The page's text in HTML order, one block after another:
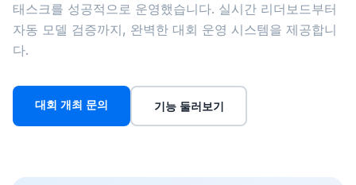
태스크를 성공적으로 운영했습니다. 실시간 리더보드부터
자동 모델 검증까지, 완벽한 대회 운영 시스템을 제공합니
다.
대회 개최 문의 기능 둘러보기